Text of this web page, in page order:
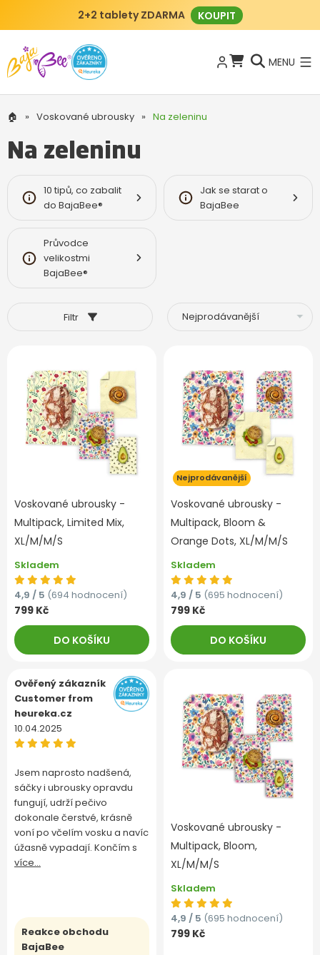
2+2 tablety ZDARMA KOUPIT
MENU
🏠 » Voskované ubrousky » Na zeleninu
Na zeleninu
10 tipů, co zabalit
do BajaBee®
Jak se starat o
BajaBee
Průvodce
velikostmi
BajaBee®
Filtr
Voskované ubrousky -
Multipack, Limited Mix,
XL/M/M/S
Skladem
4,9 / 5 (694 hodnocení)
799 Kč
DO KOŠÍKU
Nejprodávanější
Voskované ubrousky -
Multipack, Bloom &
Orange Dots, XL/M/M/S
Skladem
4,9 / 5 (695 hodnocení)
799 Kč
DO KOŠÍKU
Ověřený zákazník
Customer from
heureka.cz
10.04.2025
Jsem naprosto nadšená,
sáčky i ubrousky opravdu
fungují, udrží pečivo
dokonale čerstvé, krásně
voní po včelím vosku a navíc
úžasně vypadají. Končím s
více...
Reakce obchodu
BajaBee
Voskované ubrousky -
Multipack, Bloom,
XL/M/M/S
Skladem
4,9 / 5 (695 hodnocení)
799 Kč